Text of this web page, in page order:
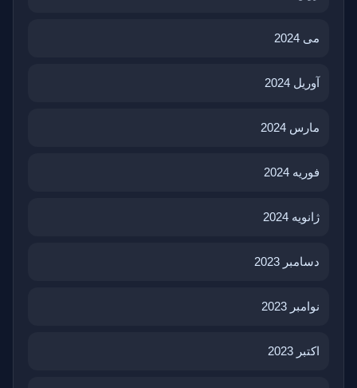
می 2024
آوریل 2024
مارس 2024
فوریه 2024
ژانویه 2024
دسامبر 2023
نوامبر 2023
اکتبر 2023